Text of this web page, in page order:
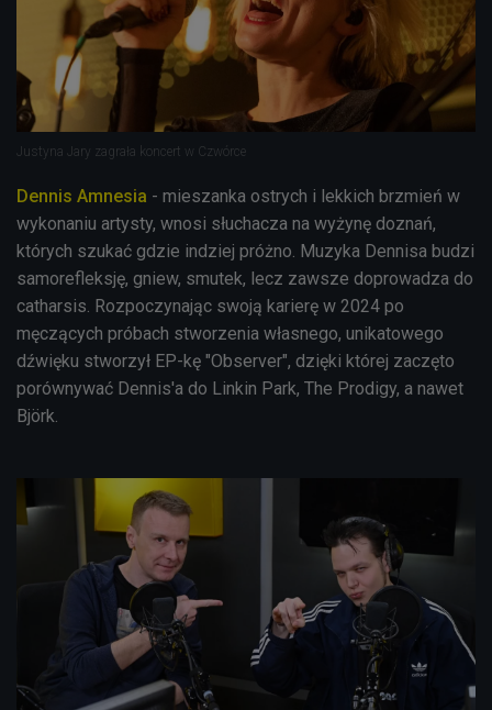
Justyna Jary zagrała koncert w Czwórce
Dennis Amnesia - mieszanka ostrych i lekkich brzmień w
wykonaniu artysty, wnosi słuchacza na wyżynę doznań,
których szukać gdzie indziej próżno. Muzyka Dennisa budzi
samorefleksję, gniew, smutek, lecz zawsze doprowadza do
catharsis. Rozpoczynając swoją karierę w 2024 po
męczących próbach stworzenia własnego, unikatowego
dźwięku stworzył EP-kę "Observer", dzięki której zaczęto
porównywać Dennis'a do Linkin Park, The Prodigy, a nawet
Björk.